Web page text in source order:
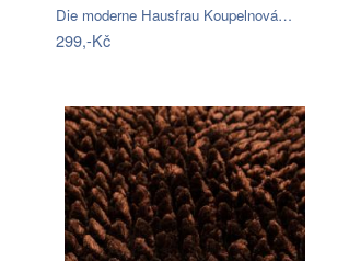
Die moderne Hausfrau Koupelnová…
299,-Kč